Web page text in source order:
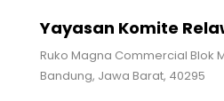
Yayasan Komite
Ruko Magna Commercial Blok
Bandung, Jawa Barat, 40295